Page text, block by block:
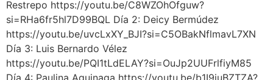
Restrepo https://youtu.be/C8WZOhOfguw?
si=RHa6fr5hl7D99BQL Día 2: Deicy Bermúdez
https://youtu.be/uvcLxXY_BJI?si=C5OBakNflmavL7XN
Día 3: Luis Bernardo Vélez
https://youtu.be/PQI1tLdELAY?si=OuJp2UUFrlfiyM85